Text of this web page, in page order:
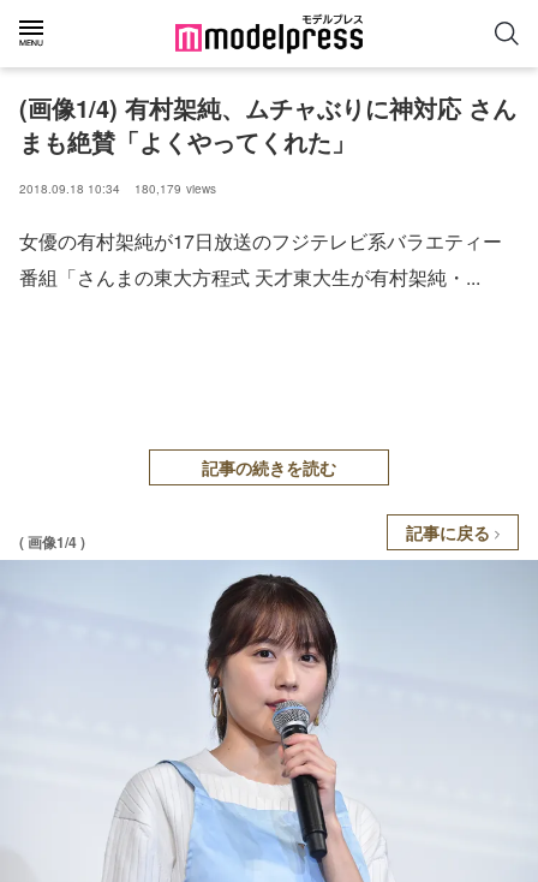
(画像1/4) 有村架純、ムチャぶりに神対応 さん
まも絶賛「よくやってくれた」
2018.09.18 10:34 180,179 views
女優の有村架純が17日放送のフジテレビ系バラエティー
番組「さんまの東大方程式 天才東大生が有村架純・...
記事の続きを読む
( 画像1/4 ) 記事に戻る